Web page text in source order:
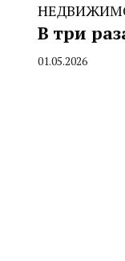
В три
By
01.05.2026